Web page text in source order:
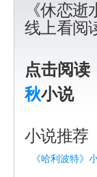
《休恋
线上看阅
点击阅读
秋小说
小说推荐
《哈利波特》